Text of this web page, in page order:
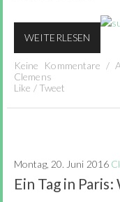
WEITERLESEN
Keine Kommentare /
Clemens
Like / Tweet
Montag, 20. Juni 2016
Ein Tag in